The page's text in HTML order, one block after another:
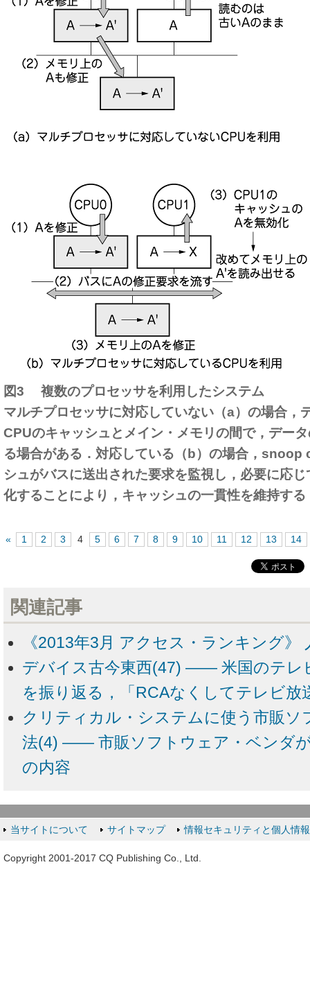
図3 複数のプロセッサを利用したシステム
マルチプロセッサに対応していない（a）の場合，
CPUのキャッシュとメイン・メモリの間で，デー
る場合がある．対応している（b）の場合，snoop
シュがバスに送出された要求を監視し，必要に応
化することにより，キャッシュの一貫性を維持する
« 1 2 3 4 5 6 7 8 9 10 11 12 13 14
関連記事
《2013年3月 アクセス・ランキング》
デバイス古今東西(47) ―― 米国のテレ
を振り返る，「RCAなくしてテレビ放
クリティカル・システムに使う市販ソ
法(4) ―― 市販ソフトウェア・ベンダ
の内容
当サイトについて サイトマップ 情報セキュリティと個人情
Copyright 2001-2017 CQ Publishing Co., Ltd.